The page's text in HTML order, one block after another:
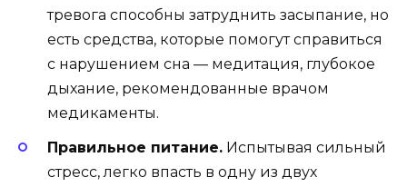
тревога способны затруднить засыпание, но
есть средства, которые помогут справиться
с нарушением сна — медитация, глубокое
дыхание, рекомендованные врачом
медикаменты.
Правильное питание. Испытывая сильный
стресс, легко впасть в одну из двух